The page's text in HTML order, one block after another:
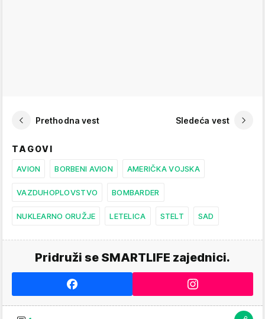
Prethodna vest Sledeća vest
TAGOVI
AVION BORBENI AVION AMERIČKA VOJSKA
VAZDUHOPLOVSTVO BOMBARDER
NUKLEARNO ORUŽJE LETELICA STELT SAD
Pridruži se SMARTLIFE zajednici.